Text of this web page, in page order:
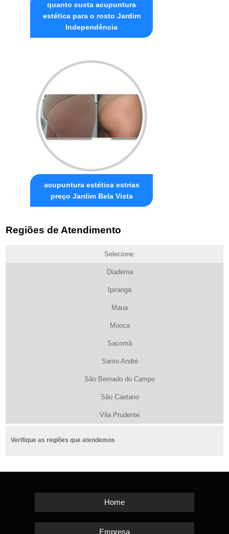
quanto custa acupuntura
estética para o rosto Jardim
Independência
acupuntura estética estrias
preço Jardim Bela Vista
Regiões de Atendimento
Selecione:
Diadema
Ipiranga
Maua
Mooca
Sacomã
Santo André
São Bernado do Campo
São Caetano
Vila Prudente
Verifique as regiões que atendemos
Home
Empresa